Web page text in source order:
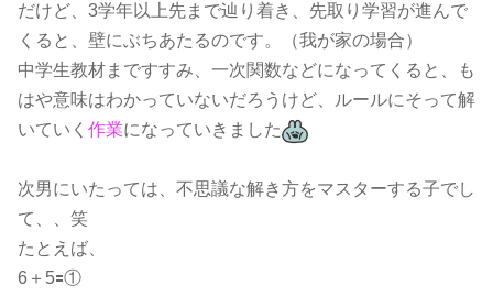
だけど、3学年以上先まで辿り着き、先取り学習が進んで
くると、壁にぶちあたるのです。（我が家の場合）
中学生教材まですすみ、一次関数などになってくると、も
はや意味はわかっていないだろうけど、ルールにそって解
いていく 作業になっていきました
次男にいたっては、不思議な解き方をマスターする子でし
て、、笑
たとえば、
6＋5🟰①